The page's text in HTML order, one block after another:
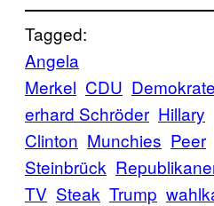
Tagged:
Angela
Merkel CDU
erhard Schröder Hillary
Clinton Munchies Peer
Steinbrück
TV Steak Trump